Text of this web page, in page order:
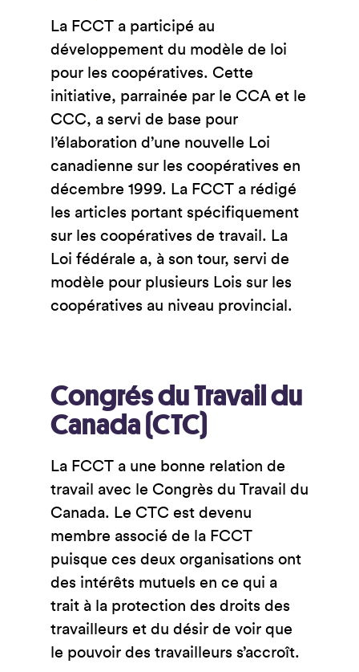
La FCCT a participé au
développement du modèle de loi
pour les coopératives. Cette
initiative, parrainée par le CCA et le
CCC, a servi de base pour
l’élaboration d’une nouvelle Loi
canadienne sur les coopératives en
décembre 1999. La FCCT a rédigé
les articles portant spécifiquement
sur les coopératives de travail. La
Loi fédérale a, à son tour, servi de
modèle pour plusieurs Lois sur les
coopératives au niveau provincial.
Congrés du Travail du
Canada (CTC)
La FCCT a une bonne relation de
travail avec le Congrès du Travail du
Canada. Le CTC est devenu
membre associé de la FCCT
puisque ces deux organisations ont
des intérêts mutuels en ce qui a
trait à la protection des droits des
travailleurs et du désir de voir que
le pouvoir des travailleurs s’accroît.